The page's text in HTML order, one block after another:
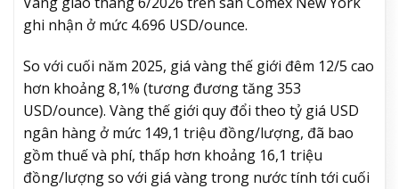
ghi nhận ở mức 4.696 USD/ounce.
So với cuối năm 2025, giá vàng thế giới đêm 12/5 cao
hơn khoảng 8,1% (tương đương tăng 353
USD/ounce). Vàng thế giới quy đổi theo tỷ giá USD
ngân hàng ở mức 149,1 triệu đồng/lượng, đã bao
gồm thuế và phí, thấp hơn khoảng 16,1 triệu
đồng/lượng so với giá vàng trong nước tính tới cuối